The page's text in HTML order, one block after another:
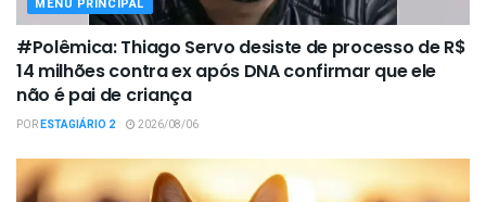
MENU PRINCIPAL
#Polêmica: Thiago Servo desiste de processo de R$
14 milhões contra ex após DNA confirmar que ele
não é pai de criança
PORESTAGIÁRIO 2 2026/08/06